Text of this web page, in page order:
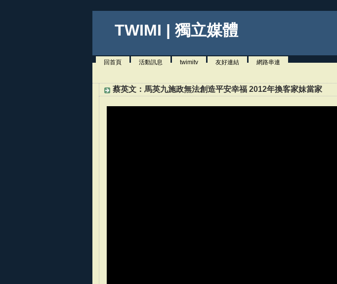
TWIMI | 獨立媒體
回首頁 活動訊息 twimitv 友好連結 網路串連
蔡英文：馬英九施政無法創造平安幸福 2012年換客家妹當家